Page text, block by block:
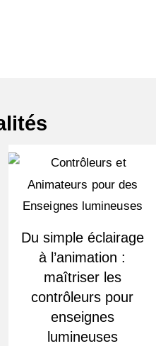
Du simple éclairage
à l’animation :
maîtriser les
contrôleurs pour
enseignes
lumineuses